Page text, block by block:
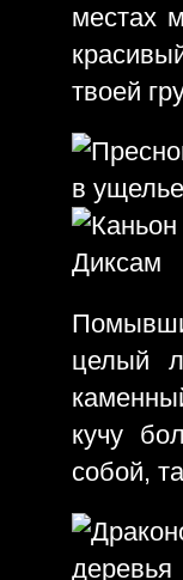
местах
твоей
целый
кучу
собой,